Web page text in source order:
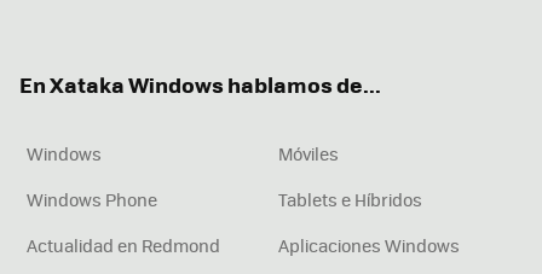
En Xataka Windows hablamos de...
Windows
Móviles
Windows Phone
Tablets e Híbridos
Actualidad en Redmond
Aplicaciones Windows